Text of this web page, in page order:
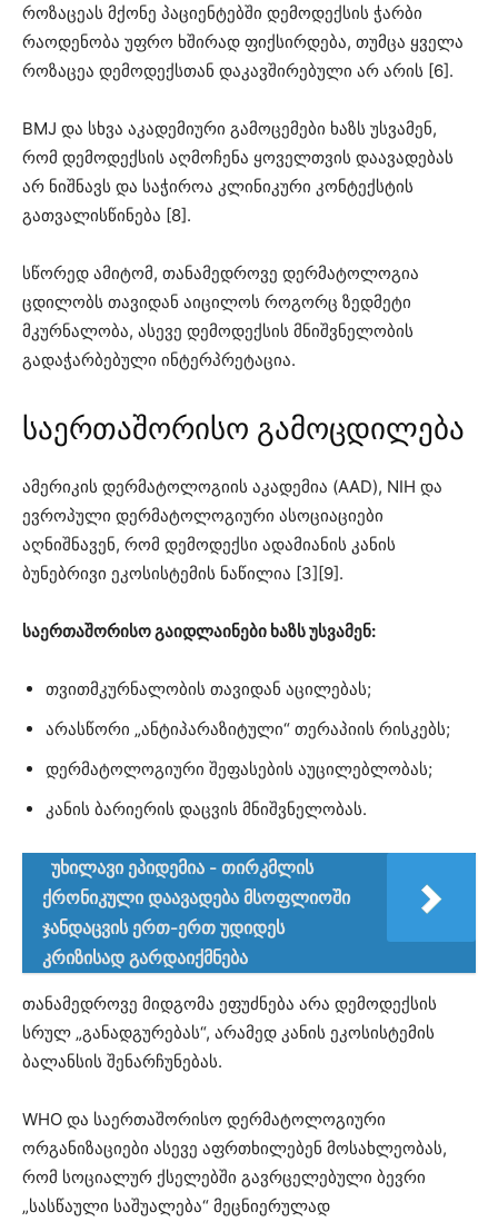
როზაცეას მქონე პაციენტებში დემოდექსის ჭარბი
რაოდენობა უფრო ხშირად ფიქსირდება, თუმცა ყველა
როზაცეა დემოდექსთან დაკავშირებული არ არის [6].
BMJ და სხვა აკადემიური გამოცემები ხაზს უსვამენ,
რომ დემოდექსის აღმოჩენა ყოველთვის დაავადებას
არ ნიშნავს და საჭიროა კლინიკური კონტექსტის
გათვალისწინება [8].
სწორედ ამიტომ, თანამედროვე დერმატოლოგია
ცდილობს თავიდან აიცილოს როგორც ზედმეტი
მკურნალობა, ასევე დემოდექსის მნიშვნელობის
გადაჭარბებული ინტერპრეტაცია.
საერთაშორისო გამოცდილება
ამერიკის დერმატოლოგიის აკადემია (AAD), NIH და
ევროპული დერმატოლოგიური ასოციაციები
აღნიშნავენ, რომ დემოდექსი ადამიანის კანის
ბუნებრივი ეკოსისტემის ნაწილია [3][9].
საერთაშორისო გაიდლაინები ხაზს უსვამენ:
თვითმკურნალობის თავიდან აცილებას;
არასწორი „ანტიპარაზიტული“ თერაპიის რისკებს;
დერმატოლოგიური შეფასების აუცილებლობას;
კანის ბარიერის დაცვის მნიშვნელობას.
უხილავი ეპიდემია - თირკმლის
ქრონიკული დაავადება მსოფლიოში
ჯანდაცვის ერთ-ერთ უდიდეს
კრიზისად გარდაიქმნება
თანამედროვე მიდგომა ეფუძნება არა დემოდექსის
სრულ „განადგურებას“, არამედ კანის ეკოსისტემის
ბალანსის შენარჩუნებას.
WHO და საერთაშორისო დერმატოლოგიური
ორგანიზაციები ასევე აფრთხილებენ მოსახლეობას,
რომ სოციალურ ქსელებში გავრცელებული ბევრი
„სასწაული საშუალება“ მეცნიერულად